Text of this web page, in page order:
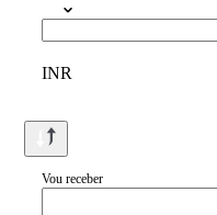
INR
Vou receber